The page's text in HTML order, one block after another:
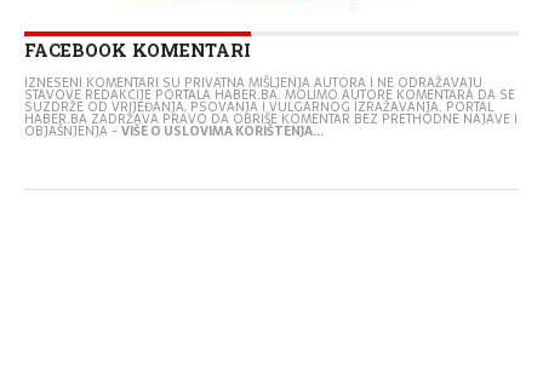
FACEBOOK KOMENTARI
IZNESENI KOMENTARI SU PRIVATNA MIŠLJENJA AUTORA I NE ODRAŽAVAJU
STAVOVE REDAKCIJE PORTALA HABER.BA. MOLIMO AUTORE KOMENTARA DA SE
SUZDRŽE OD VRIJEĐANJA, PSOVANJA I VULGARNOG IZRAŽAVANJA. PORTAL
HABER.BA ZADRŽAVA PRAVO DA OBRIŠE KOMENTAR BEZ PRETHODNE NAJAVE I
OBJAŠNJENJA -VIŠE O USLOVIMA KORIŠTENJA...